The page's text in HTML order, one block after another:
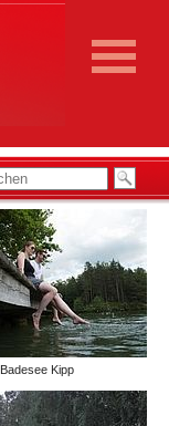
Badesee Kipp